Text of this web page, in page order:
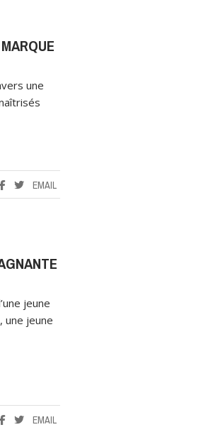
une
EMAIL
jeune
une jeune
EMAIL